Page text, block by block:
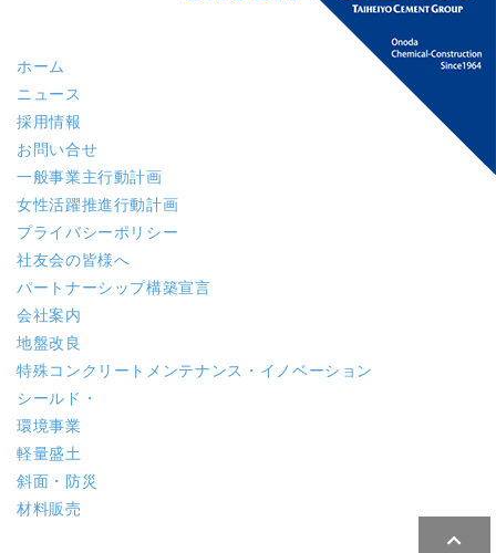
ホーム
ニュース
採用情報
お問い合せ
一般事業主行動計画
女性活躍推進行動計画
プライバシーポリシー
社友会の皆様へ
パートナーシップ構築宣言
会社案内
地盤改良
特殊コンクリート メンテナンス・イノベーション
シールド・
環境事業
軽量盛土
斜面・防災
材料販売